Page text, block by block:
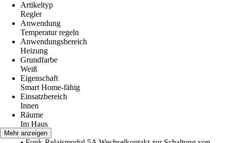
Artikeltyp
Regler
Anwendung
Temperatur regeln
Anwendungsbereich
Heizung
Grundfarbe
Weiß
Eigenschaft
Smart Home-fähig
Einsatzbereich
Innen
Räume
Im Haus
Hinweis
Mehr anzeigen